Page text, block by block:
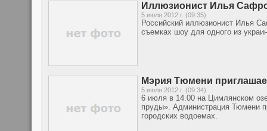
Иллюзионист Илья
5 июля 2012 г. (09:35)
Российский иллюзионист Илья
съемках шоу для одного из
Мэрия Тюмени
5 июля 2012 г. (09:34)
6 июля в 14.00 на Цимлянском
пруды». Администрация Тюмени
городских водоемах.